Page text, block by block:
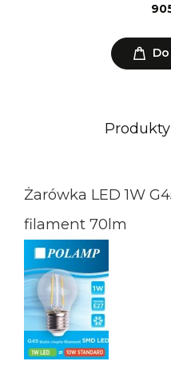
Żarówka LED 1W
filament 70lm